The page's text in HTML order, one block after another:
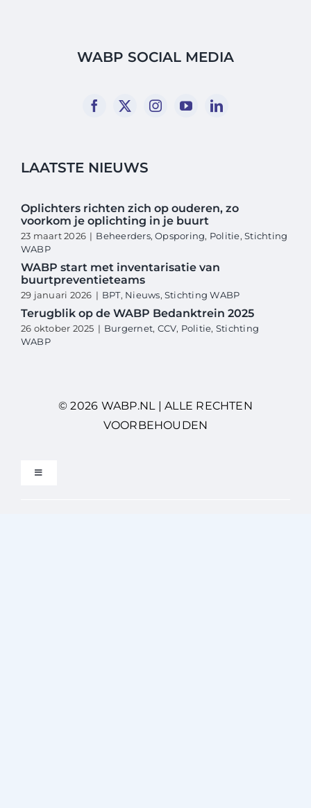
WABP SOCIAL MEDIA
LAATSTE NIEUWS
Oplichters richten zich op ouderen, zo
voorkom je oplichting in je buurt
23 maart 2026 | Beheerders,Opsporing, Politie,Stichting
WABP
WABP start met inventarisatie van
buurtpreventieteams
29 januari 2026 | BPT, Nieuws, Stichting WABP
Terugblik op de WABP Bedanktrein 2025
26 oktober 2025 | Burgernet, CCV, Politie, Stichting
WABP
© 2026 WABP.NL | ALLE RECHTEN
VOORBEHOUDEN
Toggle